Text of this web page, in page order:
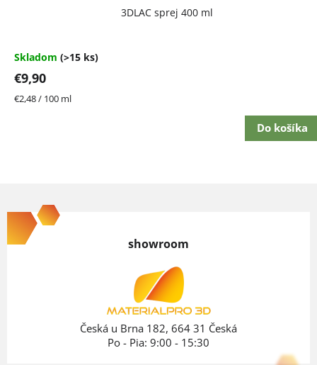
3DLAC sprej 400 ml
4,7
5
hviezdičiek.
Skladom (>15 ks)
€9,90
Jednotková
€2,48 / 100 ml
Do košíka
á
p
showroom
Česká u Brna 182, 664 31 Česká
Po - Pia: 9:00 - 15:30